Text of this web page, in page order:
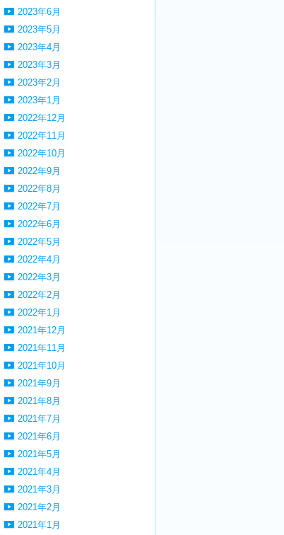
2023年6月
2023年5月
2023年4月
2023年3月
2023年2月
2023年1月
2022年12月
2022年11月
2022年10月
2022年9月
2022年8月
2022年7月
2022年6月
2022年5月
2022年4月
2022年3月
2022年2月
2022年1月
2021年12月
2021年11月
2021年10月
2021年9月
2021年8月
2021年7月
2021年6月
2021年5月
2021年4月
2021年3月
2021年2月
2021年1月